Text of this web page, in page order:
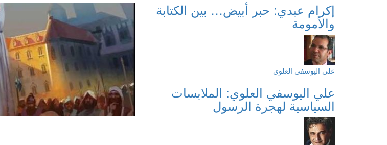
إكرام عبدي: حبر أبيض… بين الكتابة
والأمومة
علي اليوسفي العلوي
علي اليوسفي العلوي: الملابسات
السياسية لهجرة الرسول